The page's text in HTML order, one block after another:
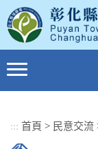
到
主
要
內
::: 首頁 > 民意交流